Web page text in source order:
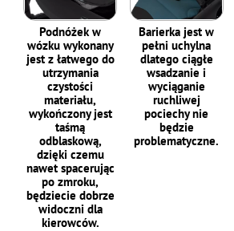
Podnóżek w
wózku wykonany
jest z łatwego do
utrzymania
czystości
materiału,
wykończony jest
taśmą
odblaskową,
dzięki czemu
nawet spacerując
po zmroku,
będziecie dobrze
widoczni dla
kierowców.
Barierka jest w
pełni uchylna
dlatego ciągłe
wsadzanie i
wyciąganie
ruchliwej
pociechy nie
będzie
problematyczne.